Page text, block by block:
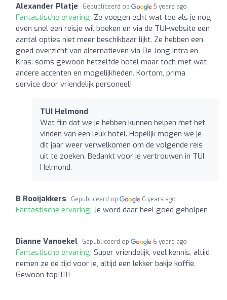
Alexander Platje Gepubliceerd op 5 years ago
Fantastische ervaring: Ze voegen echt wat toe als je nog
even snel een reisje wil boeken en via de TUI-website een
aantal opties niet meer beschikbaar lijkt. Ze hebben een
goed overzicht van alternatieven via De Jong Intra en
Kras: soms gewoon hetzelfde hotel maar toch met wat
andere accenten en mogelijkheden. Kortom, prima
service door vriendelijk personeel!
TUI Helmond
Wat fijn dat we je hebben kunnen helpen met het
vinden van een leuk hotel. Hopelijk mogen we je
dit jaar weer verwelkomen om de volgende reis
uit te zoeken. Bedankt voor je vertrouwen in TUI
Helmond.
B Rooijakkers Gepubliceerd op 6 years ago
Fantastische ervaring: Je word daar heel goed geholpen
Dianne Vanoekel Gepubliceerd op 6 years ago
Fantastische ervaring: Super vriendelijk, veel kennis, altijd
nemen ze de tijd voor je, altijd een lekker bakje koffie.
Gewoon top!!!!!